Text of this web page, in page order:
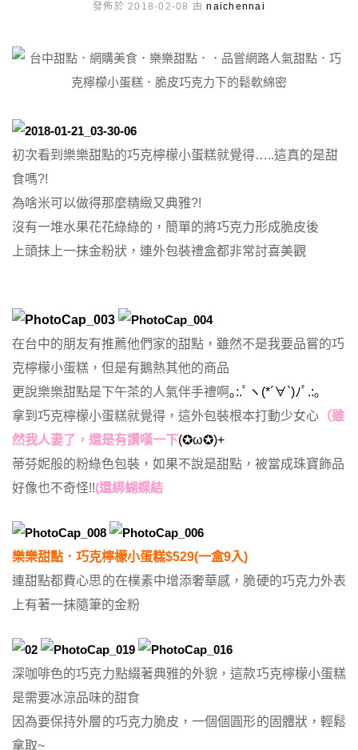
發佈於 2018-02-08 由naichennai
初次看到樂樂甜點的巧克檸檬小蛋糕就覺得…..這真的是甜
食嗎?!
為啥米可以做得那麼精緻又典雅?!
沒有一堆水果花花綠綠的，簡單的將巧克力形成脆皮後
上頭抹上一抹金粉狀，連外包裝禮盒都非常討喜美觀
在台中的朋友有推薦他們家的甜點，雖然不是我要品嘗的巧
克檸檬小蛋糕，但是有鵝熱其他的商品
更說樂樂甜點是下午茶的人氣伴手禮啊｡:.ﾟヽ(*´∀`)ﾉﾟ.:｡
拿到巧克檸檬小蛋糕就覺得，這外包裝根本打動少女心 （雖
然我人妻了，還是有讚嘆一下(✪ω✪)+
蒂芬妮般的粉綠色包裝，如果不說是甜點，被當成珠寶飾品
好像也不奇怪!!(還綁蝴蝶結
樂樂甜點．巧克檸檬小蛋糕$529(一盒9入)
連甜點都費心思的在樸素中增添奢華感，脆硬的巧克力外表
上有著一抹隨筆的金粉
深咖啡色的巧克力點綴著典雅的外貌，這款巧克檸檬小蛋糕
是需要冰涼品味的甜食
因為要保持外層的巧克力脆皮，一個個圓形的固體狀，輕鬆
拿取~